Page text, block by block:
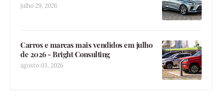
julho 29, 2026
Carros e marcas mais vendidos em julho
de 2026 - Bright Consulting
agosto 03, 2026